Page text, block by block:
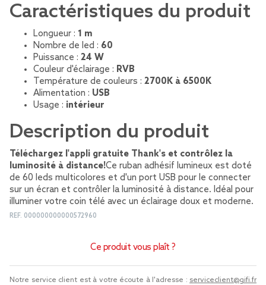
Caractéristiques du produit
Longueur : 1 m
Nombre de led : 60
Puissance : 24 W
Couleur d'éclairage : RVB
Température de couleurs : 2700K à 6500K
Alimentation : USB
Usage : intérieur
Description du produit
Téléchargez l'appli gratuite Thank's et contrôlez la
luminosité à distance!Ce ruban adhésif lumineux est doté
de 60 leds multicolores et d'un port USB pour le connecter
sur un écran et contrôler la luminosité à distance. Idéal pour
illuminer votre coin télé avec un éclairage doux et moderne.
REF. 000000000000572960
Ce produit vous plaît ?
Notre service client est à votre écoute à l'adresse : serviceclient@gifi.fr